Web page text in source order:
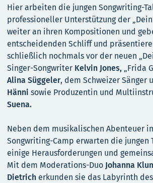
Hier arbeiten die jungen Songwriting-
professioneller Unterstützung der „Dein
weiter an ihren Kompositionen und
entscheidenden Schliff und
schließlich nochmals vor der neuen
Singer-Songwriter Kelvin Jones, „Frida
Alina Süggeler, dem Schweizer Sänger
Hänni sowie Produzentin und
Suena.
Neben dem musikalischen Abenteuer
Songwriting-Camp erwarten die jungen
einige Herausforderungen und
Mit dem Moderations-Duo Johanna
Dietrich erkunden sie das Labyrinth